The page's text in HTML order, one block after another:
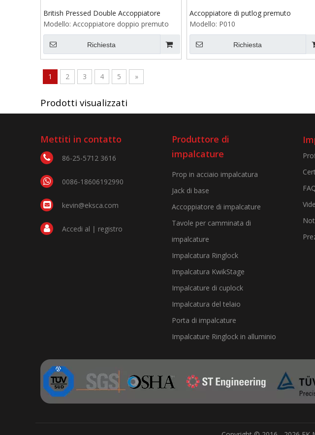
British Pressed Double Accoppiatore
Modello: Accoppiatore doppio premuto
Richiesta
Accoppiatore di putlog premuto
Modello: P010
Richiesta
1 2 3 4 5 »
Prodotti visualizzati
Mettiti in contatto
86-25-5712 3616
0086-18606192990
kevin@eksca.com
Accedi al | registro
Produttore di
impalcature
Prop in acciaio impalcatura
Jack di base
Accoppiatore di impalcature
Tavole per camminata di
impalcature
Impalcatura Ringlock
Impalcatura KwikStage
Impalcature di cuplock
Impalcatura del telaio
Porta di impalcature
Impalcature Ringlock in alluminio